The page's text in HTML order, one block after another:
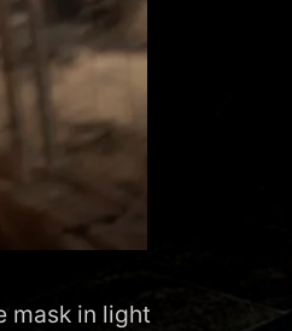
mask in light